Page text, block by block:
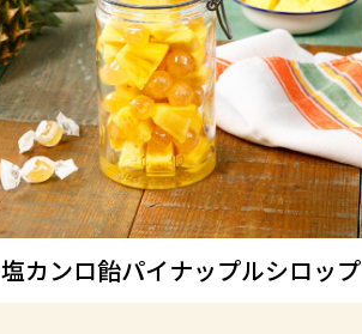
塩カンロ飴パイナップルシロップ